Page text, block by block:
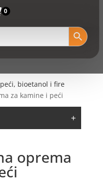
0
bioetanol i fire
za kamine i peći
oprema